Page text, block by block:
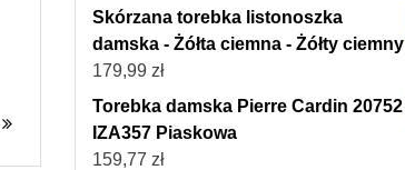
Skórzana torebka listonoszka
damska - Żółta ciemna - Żółty ciemny
179,99 zł
Torebka damska Pierre Cardin 20752
IZA357 Piaskowa
159,77 zł